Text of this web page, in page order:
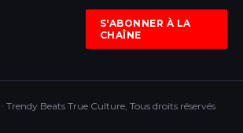
S'ABONNER À LA
CHAÎNE
Trendy Beats True Culture, Tous droits réservés